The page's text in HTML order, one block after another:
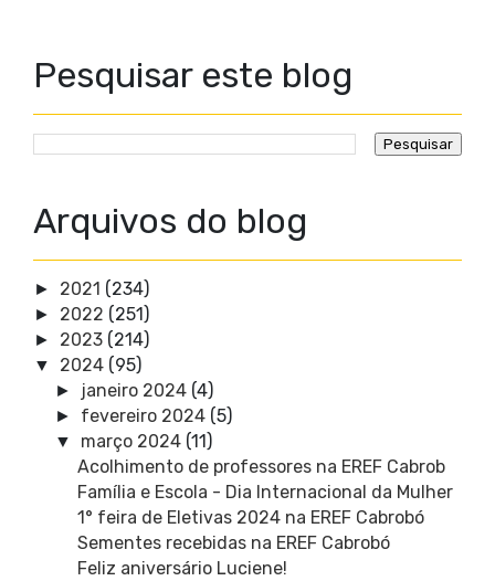
Pesquisar este blog
Arquivos do blog
► 2021 (234)
► 2022 (251)
► 2023 (214)
▼ 2024 (95)
► janeiro 2024 (4)
► fevereiro 2024 (5)
▼ março 2024 (11)
Acolhimento de professores na EREF Cabrob
Família e Escola - Dia Internacional da Mulher
1° feira de Eletivas 2024 na EREF Cabrobó
Sementes recebidas na EREF Cabrobó
Feliz aniversário Luciene!